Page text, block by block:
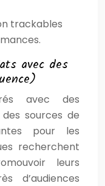
trackables
avec des
avec des
sources de
pour les
recherchent
leurs
d’audiences